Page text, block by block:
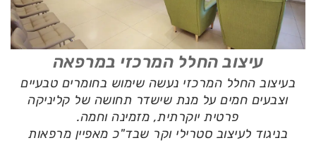
עיצוב החלל המרכזי במרפאה
בעיצוב החלל המרכזי נעשה שימוש בחומרים טבעיים
וצבעים חמים על מנת שישדר תחושה של קליניקה
פרטית יוקרתית, מזמינה וחמה.
בניגוד לעיצוב סטרילי וקר שבד"כ מאפיין מרפאות